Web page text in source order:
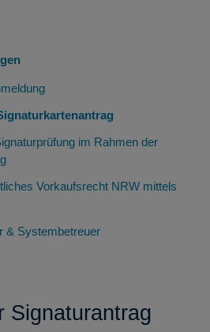
XNP-Anwendung
deren Adressen
Funktionen und Module
Drittkomponenten
Querschnittsfunktionen
im Rahmen der
Vorkaufsrecht NRW mittels
& Systembetreuer
für Systembetreuer
Signaturantrag